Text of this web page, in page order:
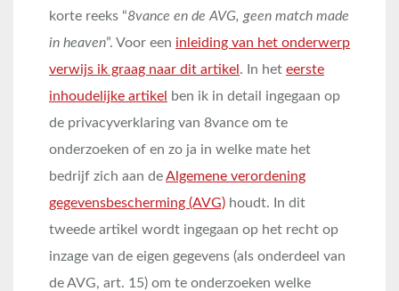
korte reeks “8vance en de AVG, geen match made
in heaven”. Voor een inleiding van het onderwerp
verwijs ik graag naar dit artikel . In het eerste
inhoudelijke artikel
ben ik in detail ingegaan op
de privacyverklaring van 8vance om te
onderzoeken of en zo ja in welke mate het
bedrijf zich aan deAlgemene verordening
gegevensbescherming (AVG) houdt. In dit
tweede artikel wordt ingegaan op het recht op
inzage van de eigen gegevens (als onderdeel van
de AVG, art. 15) om te onderzoeken welke